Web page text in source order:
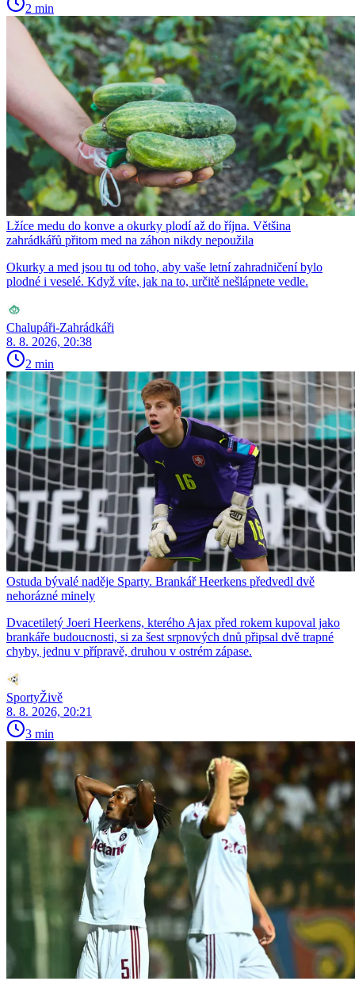
2 min
Lžíce medu do konve a okurky plodí až do října. Většina
zahrádkářů přitom med na záhon nikdy nepoužila
Okurky a med jsou tu od toho, aby vaše letní zahradničení bylo
plodné i veselé. Když víte, jak na to, určitě nešlápnete vedle.
Chalupáři-Zahrádkáři
8. 8. 2026, 20:38
2 min
Ostuda bývalé naděje Sparty. Brankář Heerkens předvedl dvě
nehorázné minely
Dvacetiletý Joeri Heerkens, kterého Ajax před rokem kupoval jako
brankáře budoucnosti, si za šest srpnových dnů připsal dvě trapné
chyby, jednu v přípravě, druhou v ostrém zápase.
SportyŽivě
8. 8. 2026, 20:21
3 min